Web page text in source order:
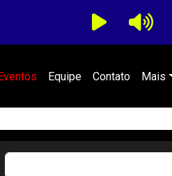
Equipe Contato Mais